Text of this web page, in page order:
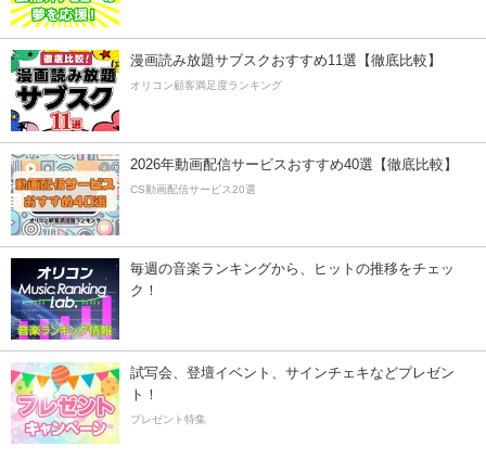
漫画読み放題サブスクおすすめ11選【徹底比較】
オリコン顧客満足度ランキング
2026年動画配信サービスおすすめ40選【徹底比較】
CS動画配信サービス20選
毎週の音楽ランキングから、ヒットの推移をチェッ
ク！
試写会、登壇イベント、サインチェキなどプレゼン
ト！
プレゼント特集